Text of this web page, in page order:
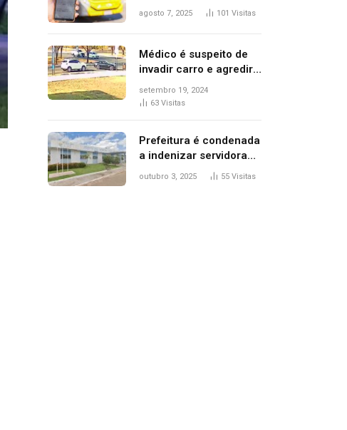
ônibus a usuários do
agosto 7, 2025 101 Visitas
Médico é suspeito de
invadir carro e agredir
delegado aposentado
durante confusão no
setembro 19, 2024
63 Visitas
Prefeitura é condenada
a indenizar servidora
temporária demitida
outubro 3, 2025 55 Visitas